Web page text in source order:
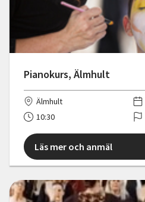
Pianokurs, Älmhult
Älmhult
10:30
Läs mer och anmäl